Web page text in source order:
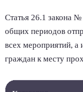
Статья 26.1 закона
общих периодов
всех мероприятий, а
граждан к месту